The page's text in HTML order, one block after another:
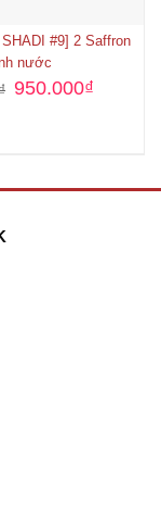
#9] 2 Saffron
nước
950.000₫